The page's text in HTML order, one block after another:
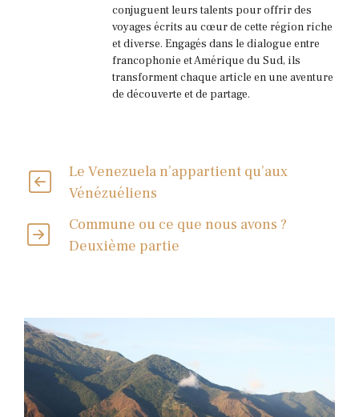
conjuguent leurs talents pour offrir des
voyages écrits au cœur de cette région riche
et diverse. Engagés dans le dialogue entre
francophonie et Amérique du Sud, ils
transforment chaque article en une aventure
de découverte et de partage.
Le Venezuela n’appartient qu’aux
Vénézuéliens
Commune ou ce que nous avons ?
Deuxième partie